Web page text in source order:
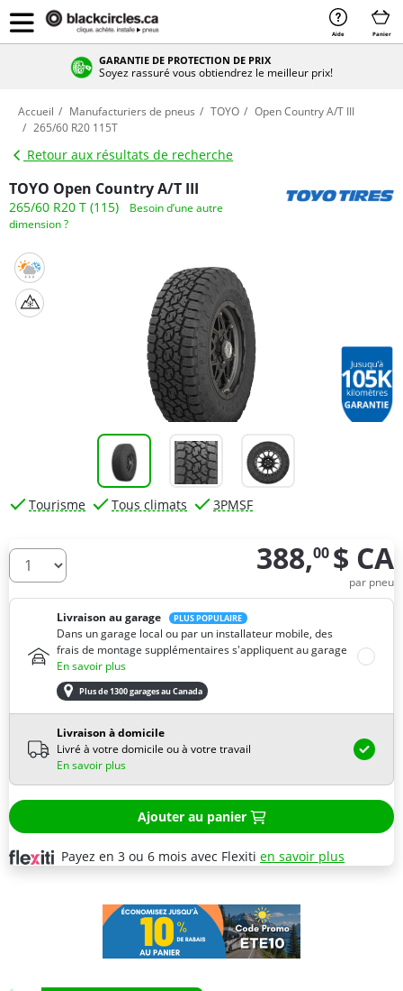
Aide Panier
GARANTIE DE PROTECTION DE PRIX
Soyez rassuré vous obtiendrez le meilleur prix!
Accueil Manufacturiers de pneus TOYO
Open Country A/T III
265/60 R20 115T
Retour aux résultats de recherche
TOYO Open Country A/T III
265/60 R20 T (115)
Besoin d’une autre
dimension ?
Tourisme Tous climats 3PMSF
De combien de pneus avez-vous besoin ? 388,00 $ CA
par pneu
Livraison au garage PLUS POPULAIRE
Dans un garage local ou par un installateur mobile, des
frais de montage supplémentaires s'appliquent au garage
En savoir plus
Plus de 1300 garages au Canada
Livraison à domicile
Livré à votre domicile ou à votre travail
En savoir plus
Ajouter au panier
Payez en 3 ou 6 mois avec Flexiti en savoir plus